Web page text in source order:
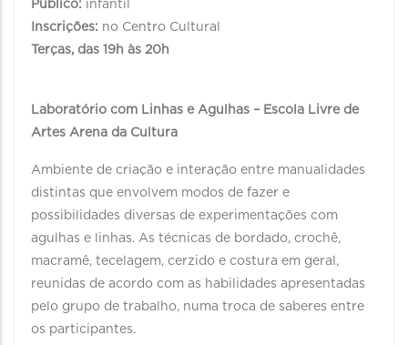
Público: infantil
Inscrições: no Centro Cultural
Terças, das 19h às 20h
Laboratório com Linhas e Agulhas – Escola Livre de
Artes Arena da Cultura
Ambiente de criação e interação entre manualidades
distintas que envolvem modos de fazer e
possibilidades diversas de experimentações com
agulhas e linhas. As técnicas de bordado, crochê,
macramê, tecelagem, cerzido e costura em geral,
reunidas de acordo com as habilidades apresentadas
pelo grupo de trabalho, numa troca de saberes entre
os participantes.